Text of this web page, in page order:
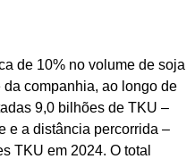
de 10% no volume de soja
companhia, ao longo de
9,0 bilhões de TKU –
e a distância percorrida –
TKU em 2024. O total